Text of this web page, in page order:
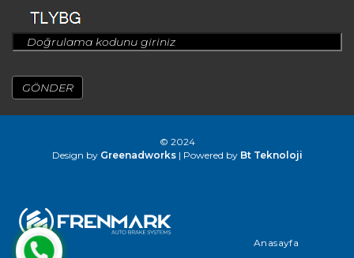
© 2024
Design by Greenadworks| Powered by Bt Teknoloji
Anasayfa